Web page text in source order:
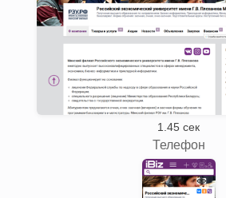
1.45 сек
Телефон